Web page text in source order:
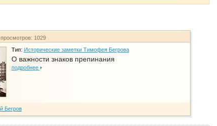
1029
Тип: Исторические заметки Тимофея Бегрова
О важности знаков препинания
подробнее
Бегров